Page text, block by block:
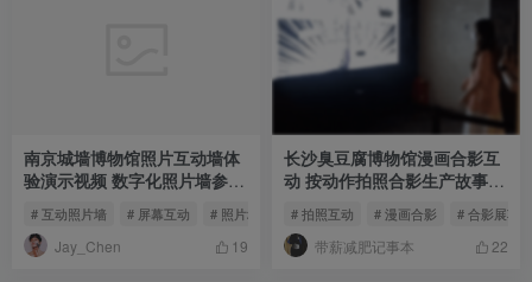
南京城墙博物馆照片互动墙体
验演示视频 数字化照片墙参考
# 互动照片墙 # 屏幕互动 # 照片墙
Jay_Chen 19
长沙臭豆腐博物馆漫画合影互
动 按动作拍照合影生产故事性
漫画
# 拍照互动 # 漫画合影 # 合影展项
带薪减肥记事本 22